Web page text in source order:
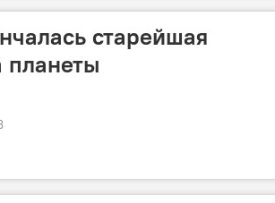
старейшая
планеты